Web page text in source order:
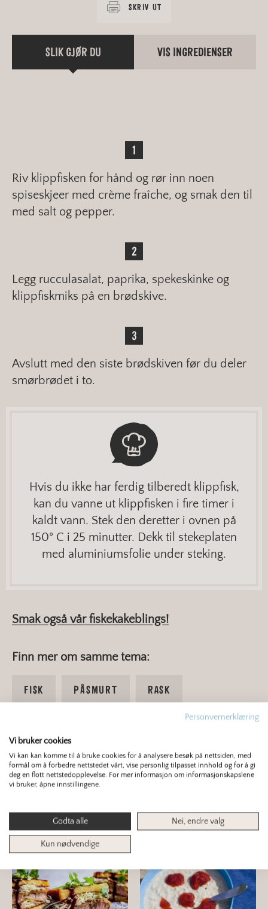
SKRIV UT
SLIK GJØR DU VIS INGREDIENSER
Riv klippfisken for hånd og rør inn noen
spiseskjeer med crème fraîche, og smak den til
med salt og pepper.
Legg rucculasalat, paprika, spekeskinke og
klippfiskmiks på en brødskive.
Avslutt med den siste brødskiven før du deler
smørbrødet i to.
Hvis du ikke har ferdig tilberedt klippfisk,
kan du vanne ut klippfisken i fire timer i
kaldt vann. Stek den deretter i ovnen på
150° C i 25 minutter. Dekk til stekeplaten
med aluminiumsfolie under steking.
Smak også vår fiskekakeblings!
Finn mer om samme tema:
FISK PÅSMURT RASK
4.3/ 5 4 stemmer
Du er kanskje interessert i dette også?
Personvernerklæring
Vi bruker cookies
Vi kan kan komme til å bruke cookies for å analysere besøk på nettsiden, med
formål om å forbedre nettstedet vårt, vise personlig tilpasset innhold og for å gi
deg en flott nettstedopplevelse. For mer informasjon om informasjonskapslene
vi bruker, åpne innstillingene.
Godta alle Nei, endre valg
Kun nødvendige